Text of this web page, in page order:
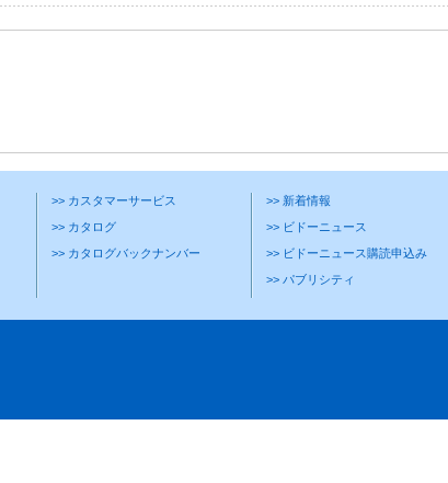
>> カスタマーサービス
>> カタログ
>> カタログバックナンバー
>> 新着情報
>> ビドーニュース
>> ビドーニュース購読申込み
>> パブリシティ